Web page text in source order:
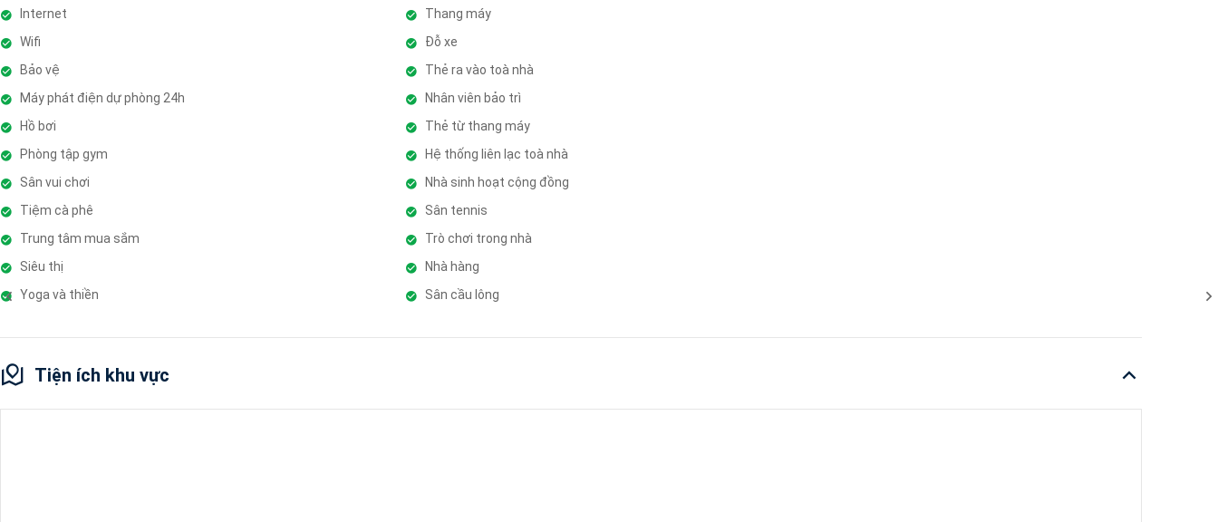
Internet
Thang máy
Wifi
Đỗ xe
Bảo vệ
Thẻ ra vào toà nhà
Máy phát điện dự phòng 24h
Nhân viên bảo trì
Hồ bơi
Thẻ từ thang máy
Phòng tập gym
Hệ thống liên lạc toà nhà
Sân vui chơi
Nhà sinh hoạt cộng đồng
Tiệm cà phê
Sân tennis
Trung tâm mua sắm
Trò chơi trong nhà
Siêu thị
Nhà hàng
Yoga và thiền
Sân cầu lông
Tiện ích khu vực